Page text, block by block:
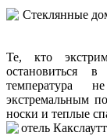
Те, кто
остановиться
температура
экстремальным
носки и теплые